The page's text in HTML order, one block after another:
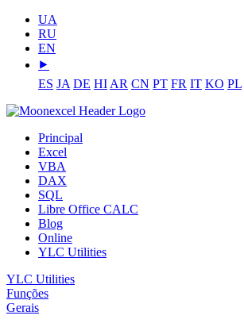
UA
RU
EN
⯈
ES JA DE HI AR CN PT FR IT KO PL
Principal
Excel
VBA
DAX
SQL
Libre Office CALC
Blog
Online
YLC Utilities
YLC Utilities
Funções
Gerais